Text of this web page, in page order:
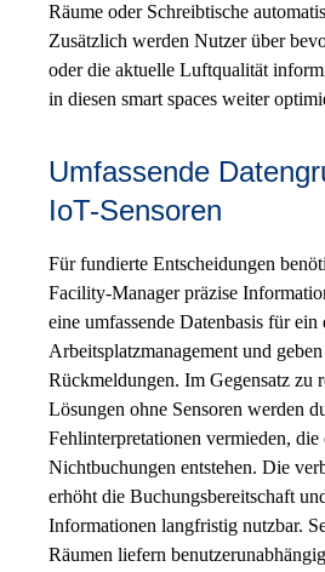
Räume oder Schreibtische
Zusätzlich werden Nutzer über
oder die aktuelle Luftqualität
in diesen smart spaces weiter
Umfassende
IoT-Sensoren
Für fundierte Entscheidungen
Facility-Manager präzise
eine umfassende Datenbasis für ein
Arbeitsplatzmanagement und
Rückmeldungen. Im Gegensatz zu
Lösungen ohne Sensoren werden
Fehlinterpretationen vermieden,
Nichtbuchungen entstehen. Die
erhöht die Buchungsbereitschaft
Informationen langfristig nutzbar.
Räumen liefern